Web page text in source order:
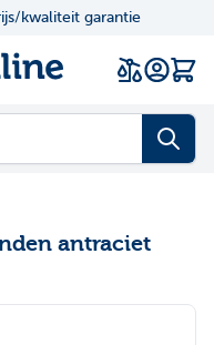
Navigating through
Press to skip the
kwaliteit garantie
antraciet